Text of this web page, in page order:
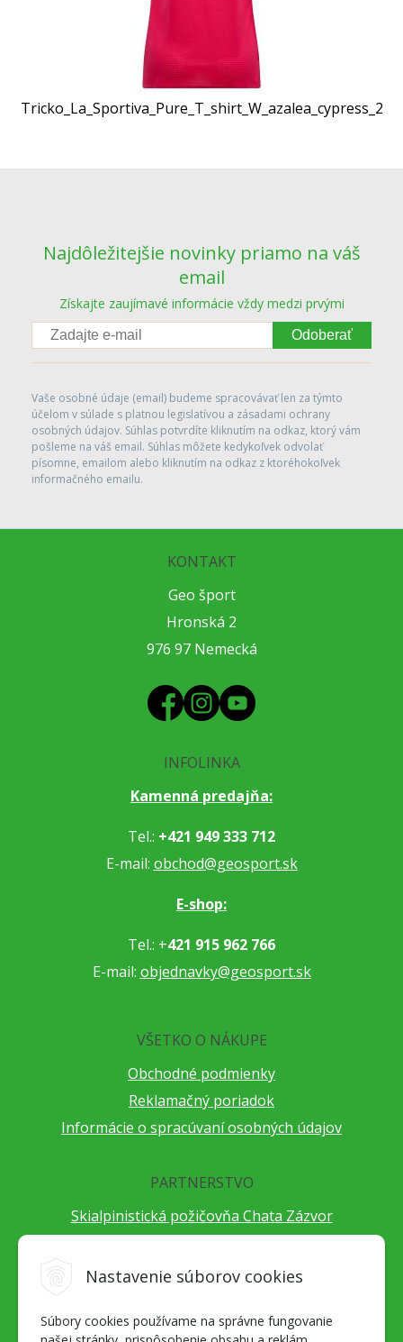
Nastavenie súborov cookies
Súbory cookies používame na správne fungovanie
Tricko_La_Sportiva_Pure_T_shirt_W_azalea_cypress_2
Najdôležitejšie novinky priamo na váš
email
Získajte zaujímavé informácie vždy medzi prvými
Odoberať
Vaše osobné údaje (email) budeme spracovávať len za týmto
účelom v súlade s platnou legislatívou a zásadami ochrany
osobných údajov. Súhlas potvrdíte kliknutím na odkaz, ktorý vám
pošleme na váš email. Súhlas môžete kedykoľvek odvolať
písomne, emailom alebo kliknutím na odkaz z ktoréhokoľvek
informačného emailu.
KONTAKT
Geo šport
Hronská 2
976 97 Nemecká
INFOLINKA
Kamenná predajňa:
Tel.: +421 949 333 712
E-mail: obchod@geosport.sk
E-shop:
Tel.: +421 915 962 766
E-mail: objednavky@geosport.sk
VŠETKO O NÁKUPE
Obchodné podmienky
Reklamačný poriadok
Informácie o spracúvaní osobných údajov
PARTNERSTVO
Skialpinistická požičovňa Chata Zázvor
Cestovateľský festival Cestou necestou
Alpenverein Slovensko